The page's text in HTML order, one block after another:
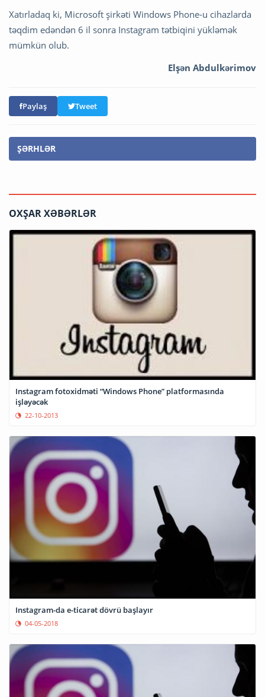
Xatırladaq ki, Microsoft şirkəti Windows Phone-u cihazlarda
təqdim edəndən 6 il sonra Instagram tətbiqini yükləmək
mümkün olub.
Elşən Abdulkərimov
Paylaş Tweet
ŞƏRHLƏR
OXŞAR XƏBƏRLƏR
Instagram fotoxidməti “Windows Phone” platformasında
işləyəcək
22-10-2013
Instagram-da e-ticarət dövrü başlayır
04-05-2018